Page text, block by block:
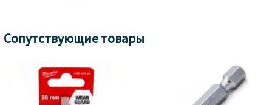
Сопутствующие товары